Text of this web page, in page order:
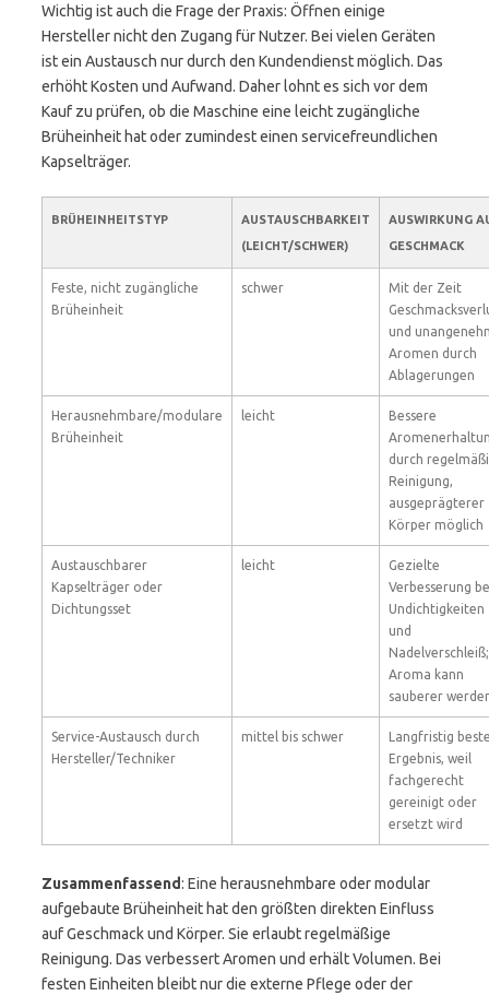
Wichtig ist auch die Frage der Praxis: Öffnen einige
Hersteller nicht den Zugang für Nutzer. Bei vielen Geräten
ist ein Austausch nur durch den Kundendienst möglich. Das
erhöht Kosten und Aufwand. Daher lohnt es sich vor dem
Kauf zu prüfen, ob die Maschine eine leicht zugängliche
Brüheinheit hat oder zumindest einen servicefreundlichen
Kapselträger.
BRÜHEINHEITSTYP
AUSTAUSCHBARKEIT
(LEICHT/SCHWER)
AUSWIRKUNG
GESCHMACK
Feste, nicht zugängliche
Brüheinheit
schwer
Mit der Zeit
und
Aromen durch
Ablagerungen
Herausnehmbare/modulare
Brüheinheit
leicht
Bessere
durch
Reinigung,
ausgeprägterer
Körper möglich
Austauschbarer
Kapselträger oder
Dichtungsset
leicht
Gezielte
Verbesserung
Undichtigkeiten
und
Nadelverschleiß;
Aroma kann
sauberer
Service-Austausch durch
Hersteller/Techniker
mittel bis schwer
Langfristig
Ergebnis, weil
fachgerecht
gereinigt oder
ersetzt wird
Zusammenfassend: Eine herausnehmbare oder modular
aufgebaute Brüheinheit hat den größten direkten Einfluss
auf Geschmack und Körper. Sie erlaubt regelmäßige
Reinigung. Das verbessert Aromen und erhält Volumen. Bei
festen Einheiten bleibt nur die externe Pflege oder der